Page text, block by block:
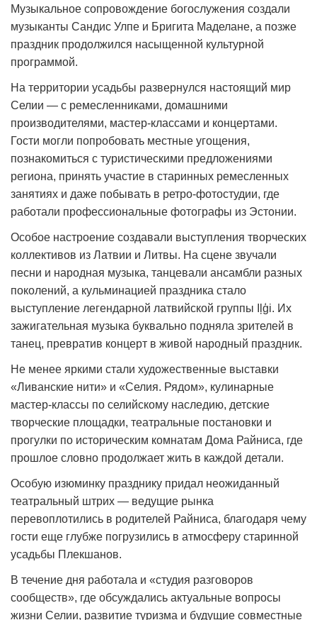
Музыкальное сопровождение богослужения создали
музыканты Сандис Улпе и Бригита Маделане, а позже
праздник продолжился насыщенной культурной
программой.
На территории усадьбы развернулся настоящий мир
Селии — с ремесленниками, домашними
производителями, мастер-классами и концертами.
Гости могли попробовать местные угощения,
познакомиться с туристическими предложениями
региона, принять участие в старинных ремесленных
занятиях и даже побывать в ретро-фотостудии, где
работали профессиональные фотографы из Эстонии.
Особое настроение создавали выступления творческих
коллективов из Латвии и Литвы. На сцене звучали
песни и народная музыка, танцевали ансамбли разных
поколений, а кульминацией праздника стало
выступление легендарной латвийской группы Iļģi. Их
зажигательная музыка буквально подняла зрителей в
танец, превратив концерт в живой народный праздник.
Не менее яркими стали художественные выставки
«Ливанские нити» и «Селия. Рядом», кулинарные
мастер-классы по селийскому наследию, детские
творческие площадки, театральные постановки и
прогулки по историческим комнатам Дома Райниса, где
прошлое словно продолжает жить в каждой детали.
Особую изюминку празднику придал неожиданный
театральный штрих — ведущие рынка
перевоплотились в родителей Райниса, благодаря чему
гости еще глубже погрузились в атмосферу старинной
усадьбы Плекшанов.
В течение дня работала и «студия разговоров
сообществ», где обсуждались актуальные вопросы
жизни Селии, развитие туризма и будущие совместные